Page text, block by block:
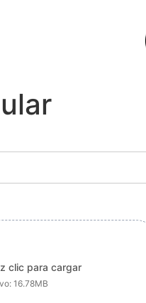
clic para cargar
16.78MB